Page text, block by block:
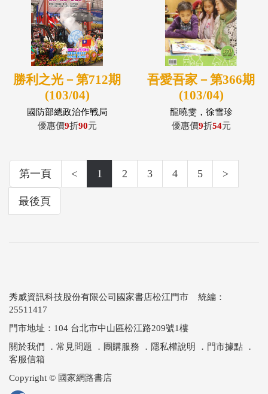
勝利之光－第712期
(103/04)
國防部總政治作戰局
優惠價9折90元
吾愛吾家－第366期
(103/04)
龍曉雯，徐雪珍
優惠價9折54元
第一頁 < 1 2 3 4 5 >
最後頁
秀威資訊科技股份有限公司國家書店松江門市 統編：
25511417
門市地址：104 台北市中山區松江路209號1樓
關於我們
． 常見問題 ． 團購服務 ． 隱私權說明 ． 門市據點 ．
客服信箱
Copyright © 國家網路書店